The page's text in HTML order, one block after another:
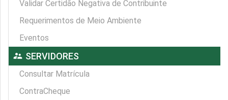
Validar Certidão Negativa de Contribuinte
Requerimentos de Meio Ambiente
Eventos
supervisor_account SERVIDORES
Consultar Matrícula
ContraCheque